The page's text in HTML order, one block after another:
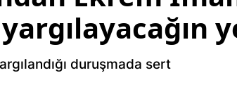
duruşmada sert